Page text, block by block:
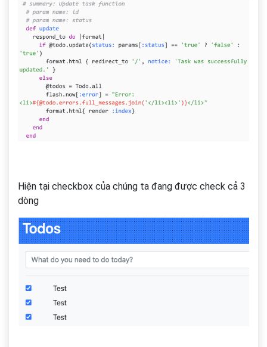
Hiện tại checkbox của chúng ta đang được check cả 3
dòng